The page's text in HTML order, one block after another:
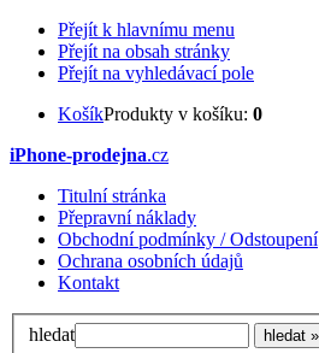
Přejít k hlavnímu menu
Přejít na obsah stránky
Přejít na vyhledávací pole
KošíkProdukty v košíku: 0
iPhone-prodejna.cz
Titulní stránka
Přepravní náklady
Obchodní podmínky / Odstoupení
Ochrana osobních údajů
Kontakt
hledat